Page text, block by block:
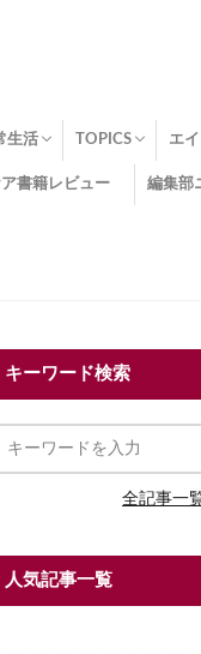
生活 TOPICS
エイジングケア
コラーゲンサプ
エイジングケアク
季節別のエイジ
幸福とエイジング
温活でアンチエ
イオン導入
エイジングケア3
エイジングケア
エイジングケアト
動画でみるエイジ
エ
書籍レビュー 編集部
キーワード検索
全記事一
人気記事一覧